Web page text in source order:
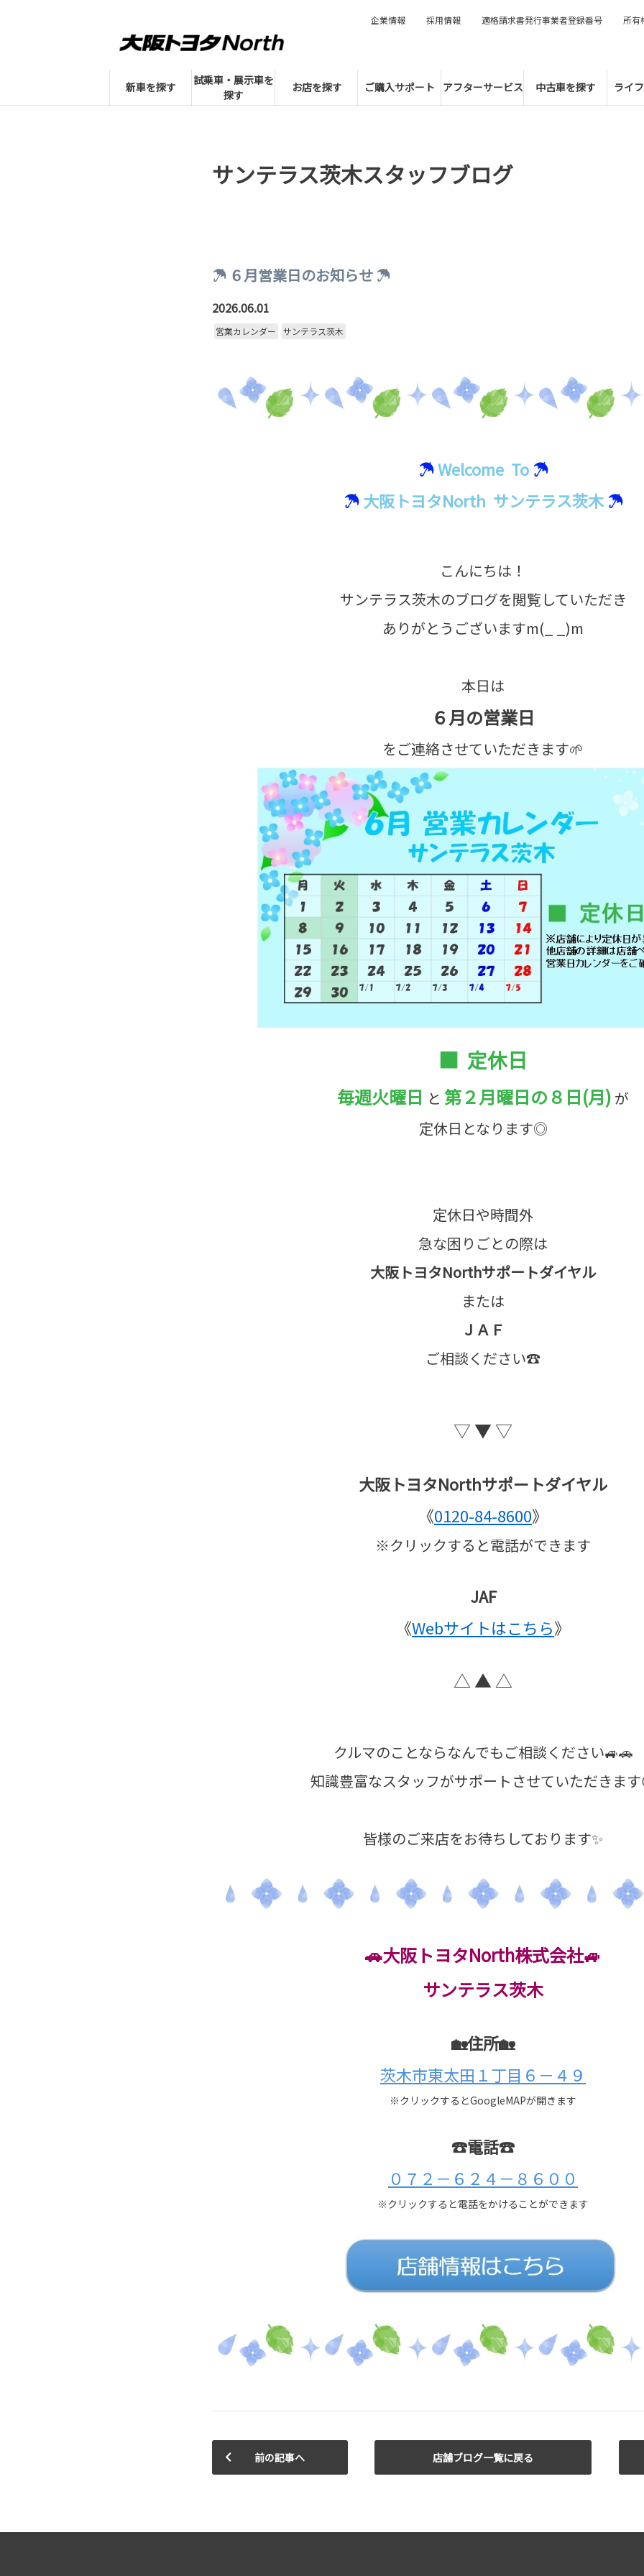
新車を探す
試乗車・展示車を
探す
お店を探す ご購入サポート アフターサービス 中古車を探す ライ
企業情報 採用情報 適格請求書発行事業者登録番号 所有
サンテラス茨木スタッフブログ
☂ ６月営業日のお知らせ ☂
2026.06.01
営業カレンダー サンテラス茨木
☂Welcome To☂
☂大阪トヨタNorth サンテラス茨木☂
こんにちは！
サンテラス茨木のブログを閲覧していただき
ありがとうございますm(_ _)m
本日は
６月の営業日
をご連絡させていただきます🌱
■ 定休日
毎週火曜日 と 第２月曜日の８日(月) が
定休日となります◎
定休日や時間外
急な困りごとの際は
大阪トヨタNorthサポートダイヤル
または
ＪＡＦ
ご相談ください☎
▽ ▼ ▽
大阪トヨタNorthサポートダイヤル
《0120-84-8600》
※クリックすると電話ができます
JAF
《Webサイトはこちら》
△ ▲ △
クルマのことならなんでもご相談ください🚙🚗
知識豊富なスタッフがサポートさせていただきま
皆様のご来店をお待ちしております✨
🚗大阪トヨタNorth株式会社🚙
サンテラス茨木
🏡住所🏡
茨木市東太田１丁目６－４９
※クリックするとGoogleMAPが開きます
☎電話☎
０７２－６２４－８６００
※クリックすると電話をかけることができます
前の記事へ 店舗ブログ一覧に戻る